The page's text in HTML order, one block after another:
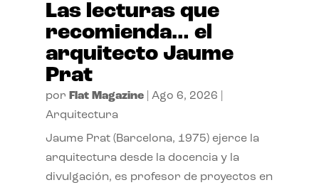
Las lecturas que
recomienda… el
arquitecto Jaume
Prat
por Flat Magazine| Ago 6, 2026
Arquitectura
Jaume Prat (Barcelona, 1975) ejerce la
arquitectura desde la docencia y la
divulgación, es profesor de proyectos en